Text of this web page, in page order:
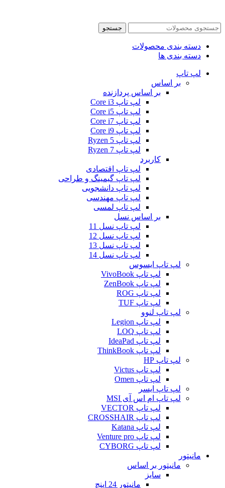
جستجو
دسته بندی محصولات
دسته بندی ها
لپ تاپ
بر اساس
بر اساس پردازنده
لپ تاپ Core i3
لپ تاپ Core i5
لپ تاپ Core i7
لپ تاپ Core i9
لپ تاپ Ryzen 5
لپ تاپ Ryzen 7
کاربرد
لپ تاپ اقتصادی
لپ تاپ گیمینگ و طراحی
لپ تاپ دانشجویی
لپ تاپ مهندسی
لپ تاپ لمسی
بر اساس نسل
لپ تاپ نسل 11
لپ تاپ نسل 12
لپ تاپ نسل 13
لپ تاپ نسل 14
لپ تاپ ایسوس
لپ تاپ VivoBook
لپ تاپ ZenBook
لپ تاپ ROG
لپ تاپ TUF
لپ تاپ لنوو
لپ تاپ Legion
لپ تاپ LOQ
لپ تاپ IdeaPad
لپ تاپ ThinkBook
لپ تاپ HP
لپ تاپ Victus
لپ تاپ Omen
لپ تاپ ایسر
لپ تاپ ام اس آی MSI
لپ تاپ VECTOR
لپ تاپ CROSSHAIR
لپ تاپ Katana
لپ تاپ Venture pro
لپ تاپ CYBORG
مانیتور
مانیتور بر اساس
سایز
مانیتور 24 اینچ